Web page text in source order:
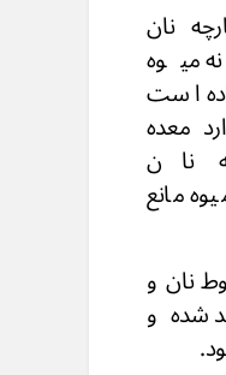
نان
میوه
است
معده
نان
مانع
کل٬ مخلوط نان و
شده و